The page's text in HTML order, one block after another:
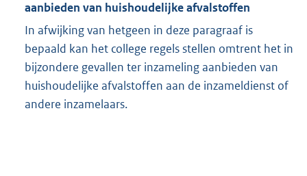
aanbieden van huishoudelijke afvalstoffen
In afwijking van hetgeen in deze paragraaf is
bepaald kan het college regels stellen omtrent het in
bijzondere gevallen ter inzameling aanbieden van
huishoudelijke afvalstoffen aan de inzameldienst of
andere inzamelaars.